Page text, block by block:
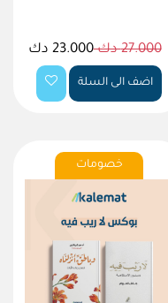
27.000 دك 23.000 دك
اضف الى السلة
خصومات